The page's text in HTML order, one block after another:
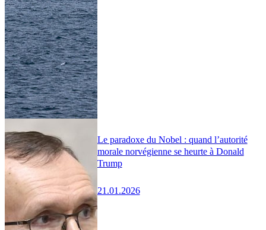
Le paradoxe du Nobel : quand l’autorité
morale norvégienne se heurte à Donald
Trump
21.01.2026